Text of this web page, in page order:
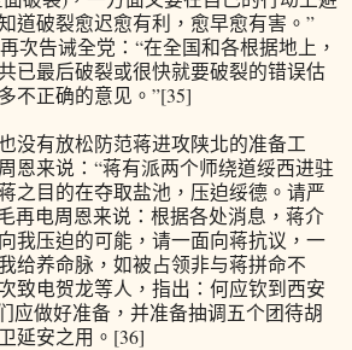
道破裂愈迟愈有利，愈早愈有害。”
次告诫全党：“在全国和各根据地上，
已最后破裂或很快就要破裂的错误估
不正确的意见。”[35]
有放松防范蒋进攻陕北的准备工
恩来说：“蒋有派两个师绕道绥西进驻
目的在夺取盐池，压迫绥德。请严
再电周恩来说：根据各处消息，蒋介
我压迫的可能，请一面向蒋抗议，一
给养命脉，如被占领非与蒋拼命不
致电贺龙等人，指出：何应钦到西安
应做好准备，并准备抽调五个团待胡
延安之用。[36]